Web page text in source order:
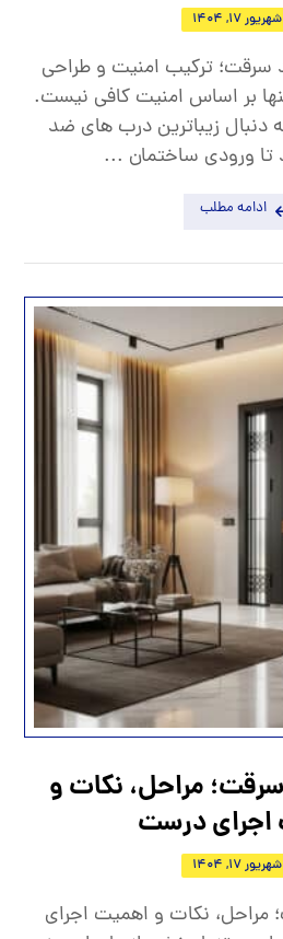
شهریور 17, 1404
سرقت؛ ترکیب امنیت و طراحی
بر اساس امنیت کافی نیست.
دنبال زیباترین درب های ضد
ورودی ساختمان ...
ادامه مطلب
مراحل، نکات و
اجرای درست
شهریور 17, 1404
نکات و اهمیت اجرای